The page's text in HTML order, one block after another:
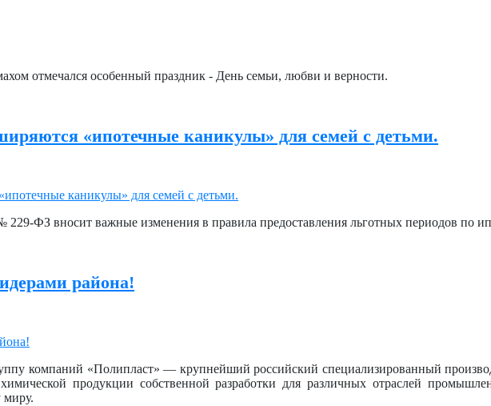
отмечался особенный праздник - День семьи, любви и верности.
«ипотечные каникулы» для семей с детьми.
229-ФЗ вносит важные изменения в правила предоставления льготных периодов по
района!
компаний «Полипласт» — крупнейший российский специализированный
продукции собственной разработки для различных отраслей
миру.